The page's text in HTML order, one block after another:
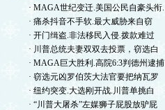
· MAGA世纪变迁.美国公民自豪头衔.
· 痛杀抖音不手软.最大威胁来自窃
· 开门缉盗.非法移民入侵.拨款难过
· 川普总统夫妻双双去投票，窃选白
· MAGA巨大胜利.高院6:3判德州逮捕
· 窃选元凶罗伯茨大法官要把纳瓦罗
· 纽约突变.大选刚开战.川普单挑白
· “川普大屠杀”左媒狮子屁股放驴屁